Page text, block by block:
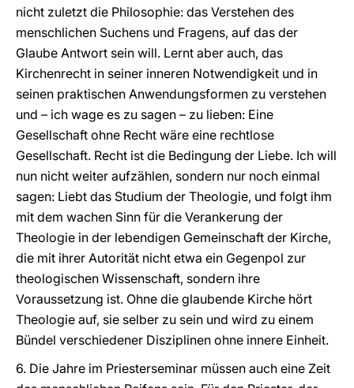
nicht zuletzt die Philosophie: das Verstehen des
menschlichen Suchens und Fragens, auf das der
Glaube Antwort sein will. Lernt aber auch, das
Kirchenrecht in seiner inneren Notwendigkeit und in
seinen praktischen Anwendungsformen zu verstehen
und – ich wage es zu sagen – zu lieben: Eine
Gesellschaft ohne Recht wäre eine rechtlose
Gesellschaft. Recht ist die Bedingung der Liebe. Ich will
nun nicht weiter aufzählen, sondern nur noch einmal
sagen: Liebt das Studium der Theologie, und folgt ihm
mit dem wachen Sinn für die Verankerung der
Theologie in der lebendigen Gemeinschaft der Kirche,
die mit ihrer Autorität nicht etwa ein Gegenpol zur
theologischen Wissenschaft, sondern ihre
Voraussetzung ist. Ohne die glaubende Kirche hört
Theologie auf, sie selber zu sein und wird zu einem
Bündel verschiedener Disziplinen ohne innere Einheit.
6. Die Jahre im Priesterseminar müssen auch eine Zeit